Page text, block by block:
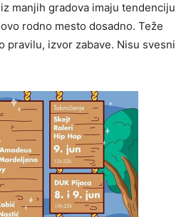
manjih gradova imaju tendenciju
rodno mesto dosadno. Teže
pravilu, izvor zabave. Nisu svesni